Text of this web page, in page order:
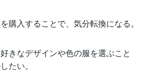
購入することで、気分転換になる。
好きなデザインや色の服を選ぶこと
たい。